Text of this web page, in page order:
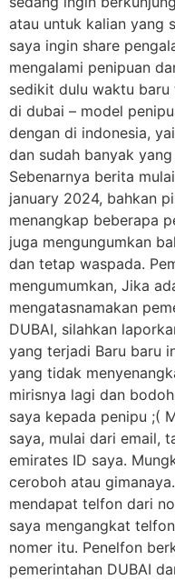
atau untuk kalian yang
saya ingin share
mengalami penipuan
sedikit dulu waktu baru
di dubai – model
dengan di indonesia,
dan sudah banyak yang
Sebenarnya berita
january 2024, bahkan
menangkap beberapa
juga mengungumkan
dan tetap waspada.
mengumumkan, Jika
mengatasnamakan
DUBAI, silahkan
yang terjadi Baru baru
yang tidak
mirisnya lagi dan
saya kepada penipu ;(
saya, mulai dari email,
emirates ID saya.
ceroboh atau
mendapat telfon dari
saya mengangkat
nomer itu. Penelfon
pemerintahan DUBAI